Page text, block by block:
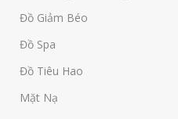
Đồ Giảm Béo
Đồ Spa
Đồ Tiêu Hao
Mặt Nạ